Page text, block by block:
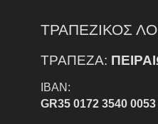
ΤΡΑΠΕΖΙΚΟΣ
ΤΡΑΠΕΖΑ:
IBAN:
GR35 0172 3540